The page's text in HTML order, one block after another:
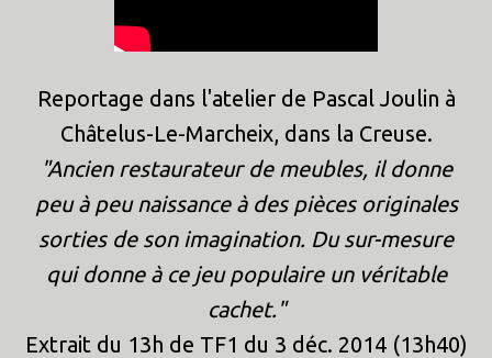
Reportage dans l'atelier de Pascal Joulin à
Châtelus-Le-Marcheix, dans la Creuse.
"Ancien restaurateur de meubles, il donne
peu à peu naissance à des pièces originales
sorties de son imagination. Du sur-mesure
qui donne à ce jeu populaire un véritable
cachet."
Extrait du 13h de TF1 du 3 déc. 2014 (13h40)